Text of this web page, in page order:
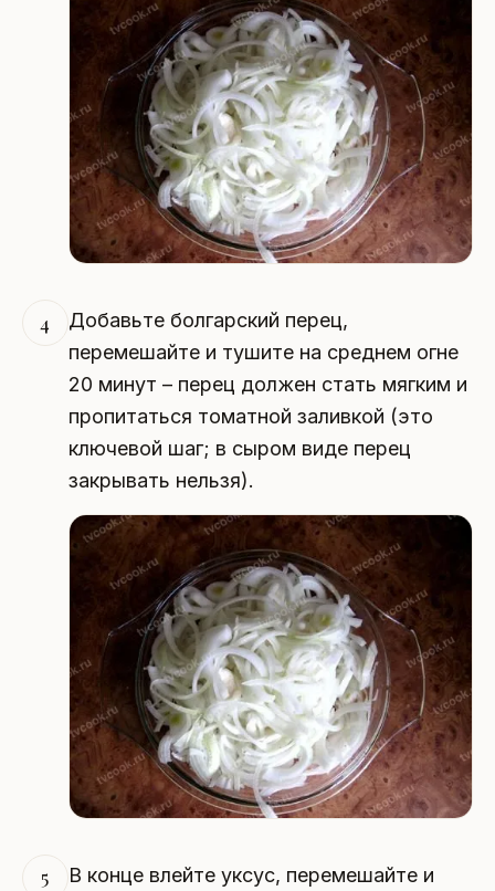
4
Добавьте болгарский перец,
перемешайте и тушите на среднем огне
20 минут – перец должен стать мягким и
пропитаться томатной заливкой (это
ключевой шаг; в сыром виде перец
закрывать нельзя).
5
В конце влейте уксус, перемешайте и